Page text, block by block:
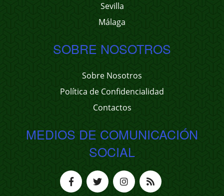
Sevilla
Málaga
SOBRE NOSOTROS
Sobre Nosotros
Política de Confidencialidad
Contactos
MEDIOS DE COMUNICACIÓN
SOCIAL